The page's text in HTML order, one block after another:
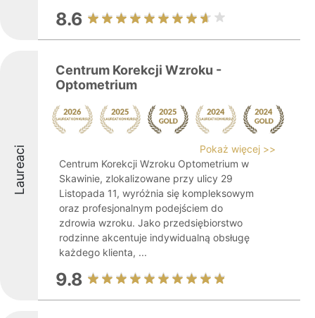
8.6
Laureaci
Centrum Korekcji Wzroku -
Optometrium
Pokaż więcej >>
Centrum Korekcji Wzroku Optometrium w
Skawinie, zlokalizowane przy ulicy 29
Listopada 11, wyróżnia się kompleksowym
oraz profesjonalnym podejściem do
zdrowia wzroku. Jako przedsiębiorstwo
rodzinne akcentuje indywidualną obsługę
każdego klienta, ...
9.8